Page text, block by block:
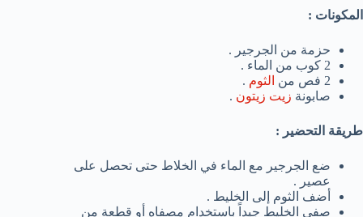
المكونات :
حزمة من الجرجير .
2 كوب من الماء .
2 فص من
الثوم .
صابونة زيت زيتون .
طريقة التحضير :
ضع الجرجير مع الماء في الخلاط حتى تحصل على
عصير .
أضف الثوم إلى الخليط .
صفي الخليط جيداً باستخدام مصفاه أو قطعة من